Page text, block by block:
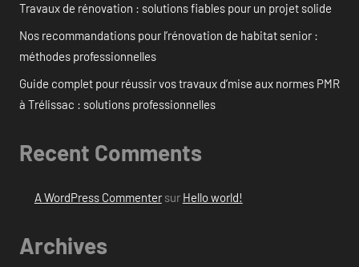
Travaux de rénovation : solutions fiables pour un projet solide
Nos recommandations pour l’rénovation de habitat senior :
méthodes professionnelles
Guide complet pour réussir vos travaux d’mise aux normes PMR
à Trélissac : solutions professionnelles
Recent Comments
A WordPress Commentersur Hello world!
Archives